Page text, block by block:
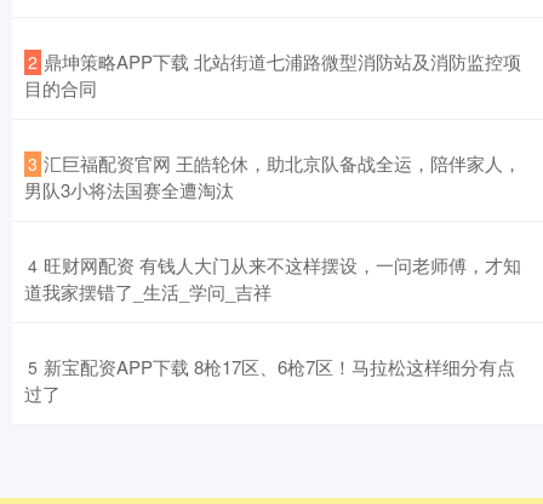
2 ​鼎坤策略APP下载 北站街道七浦路微型消防站及消防监控项
目的合同
3 ​汇巨福配资官网 王皓轮休，助北京队备战全运，陪伴家人，
男队3小将法国赛全遭淘汰
4 ​旺财网配资 有钱人大门从来不这样摆设，一问老师傅，才知
道我家摆错了_生活_学问_吉祥
5 ​新宝配资APP下载 8枪17区、6枪7区！马拉松这样细分有点
过了